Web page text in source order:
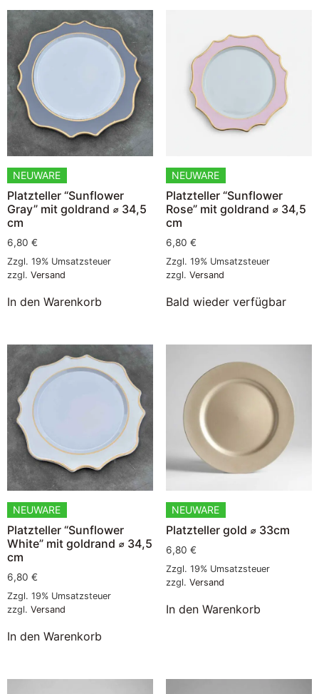
NEUWARE
Platzteller “Sunflower
Gray” mit goldrand ⌀ 34,5
cm
6,80 €
Zzgl. 19% Umsatzsteuer
zzgl. Versand
In den Warenkorb
NEUWARE
Platzteller “Sunflower
Rose” mit goldrand ⌀ 34,5
cm
6,80 €
Zzgl. 19% Umsatzsteuer
zzgl. Versand
Bald wieder verfügbar
NEUWARE
Platzteller “Sunflower
White” mit goldrand ⌀ 34,5
cm
6,80 €
Zzgl. 19% Umsatzsteuer
zzgl. Versand
In den Warenkorb
NEUWARE
Platzteller gold ⌀ 33cm
6,80 €
Zzgl. 19% Umsatzsteuer
zzgl. Versand
In den Warenkorb